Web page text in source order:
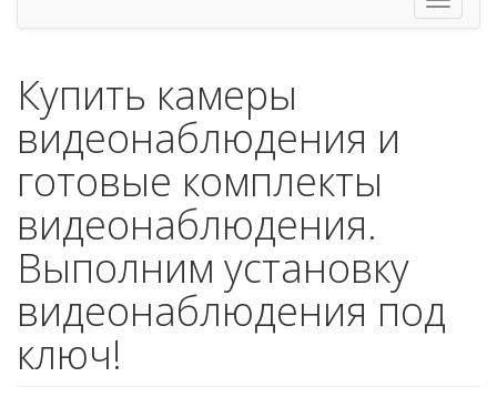
Купить камеры
видеонаблюдения и
готовые комплекты
видеонаблюдения.
Выполним установку
видеонаблюдения под
ключ!